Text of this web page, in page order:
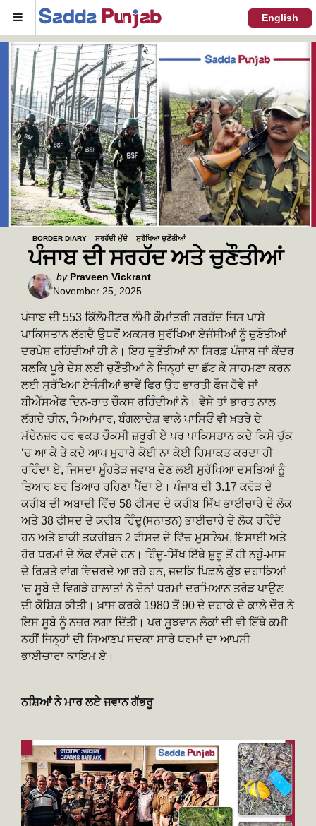
Menu English
BORDER DIARY ਸਰਹੱਦੀ ਮੁੱਦੇ ਸੁਰੱਖਿਆ ਚੁਣੌਤੀਆਂ
ਪੰਜਾਬ ਦੀ ਸਰਹੱਦ ਅਤੇ ਚੁਣੌਤੀਆਂ
Posted
by
by Praveen Vickrant
November 25, 2025
ਪੰਜਾਬ ਦੀ 553 ਕਿੱਲੋਮੀਟਰ ਲੰਮੀ ਕੌਮਾਂਤਰੀ ਸਰਹੱਦ ਜਿਸ ਪਾਸੇ
ਪਾਕਿਸਤਾਨ ਲੱਗਦੈ ਉਧਰੋਂ ਅਕਸਰ ਸੁਰੱਖਿਆ ਏਜੰਸੀਆਂ ਨੂੰ ਚੁਣੌਤੀਆਂ
ਦਰਪੇਸ਼ ਰਹਿੰਦੀਆਂ ਹੀ ਨੇ। ਇਹ ਚੁਣੌਤੀਆਂ ਨਾ ਸਿਰਫ਼ ਪੰਜਾਬ ਜਾਂ ਕੇਂਦਰ
ਬਲਕਿ ਪੂਰੇ ਦੇਸ਼ ਲਈ ਚੁਣੌਤੀਆਂ ਨੇ ਜਿਨ੍ਹਾਂ ਦਾ ਡੱਟ ਕੇ ਸਾਹਮਣਾ ਕਰਨ
ਲਈ ਸੁਰੱਖਿਆ ਏਜੰਸੀਆਂ ਭਾਵੇਂ ਫਿਰ ਉਹ ਭਾਰਤੀ ਫੌਜ ਹੋਵੇ ਜਾਂ
ਬੀਐੱਸਐੱਫ ਦਿਨ-ਰਾਤ ਚੌਕਸ ਰਹਿੰਦੀਆਂ ਨੇ। ਵੈਸੇ ਤਾਂ ਭਾਰਤ ਨਾਲ
ਲੱਗਦੇ ਚੀਨ, ਮਿਆਂਮਾਰ, ਬੰਗਲਾਦੇਸ਼ ਵਾਲੇ ਪਾਸਿਓਂ ਵੀ ਖ਼ਤਰੇ ਦੇ
ਮੱਦੇਨਜ਼ਰ ਹਰ ਵਕਤ ਚੌਕਸੀ ਜ਼ਰੂਰੀ ਏ ਪਰ ਪਾਕਿਸਤਾਨ ਕਦੇ ਕਿਸੇ ਚੁੱਕ
‘ਚ ਆ ਕੇ ਤੇ ਕਦੇ ਆਪ ਮੁਹਾਰੇ ਕੋਈ ਨਾ ਕੋਈ ਹਿਮਾਕਤ ਕਰਦਾ ਹੀ
ਰਹਿੰਦਾ ਏ, ਜਿਸਦਾ ਮੂੰਹਤੋੜ ਜਵਾਬ ਦੇਣ ਲਈ ਸੁਰੱਖਿਆ ਦਸਤਿਆਂ ਨੂੰ
ਤਿਆਰ ਬਰ ਤਿਆਰ ਰਹਿਣਾ ਪੈਂਦਾ ਏ। ਪੰਜਾਬ ਦੀ 3.17 ਕਰੋੜ ਦੇ
ਕਰੀਬ ਦੀ ਅਬਾਦੀ ਵਿੱਚ 58 ਫੀਸਦ ਦੇ ਕਰੀਬ ਸਿੱਖ ਭਾਈਚਾਰੇ ਦੇ ਲੋਕ
ਅਤੇ 38 ਫੀਸਦ ਦੇ ਕਰੀਬ ਹਿੰਦੂ(ਸਨਾਤਨ) ਭਾਈਚਾਰੇ ਦੇ ਲੋਕ ਰਹਿੰਦੇ
ਹਨ ਅਤੇ ਬਾਕੀ ਤਕਰੀਬਨ 2 ਫੀਸਦ ਦੇ ਵਿੱਚ ਮੁਸਲਿਮ, ਇਸਾਈ ਅਤੇ
ਹੋਰ ਧਰਮਾਂ ਦੇ ਲੋਕ ਵੱਸਦੇ ਹਨ। ਹਿੰਦੂ-ਸਿੱਖ ਇੱਥੇ ਸ਼ੁਰੂ ਤੋਂ ਹੀ ਨਹੁੰ-ਮਾਸ
ਦੇ ਰਿਸ਼ਤੇ ਵਾਂਗ ਵਿਚਰਦੇ ਆ ਰਹੇ ਹਨ, ਜਦਕਿ ਪਿਛਲੇ ਕੁੱਝ ਦਹਾਕਿਆਂ
‘ਚ ਸੂਬੇ ਦੇ ਵਿਗੜੇ ਹਾਲਾਤਾਂ ਨੇ ਦੋਨਾਂ ਧਰਮਾਂ ਦਰਮਿਆਨ ਤਰੇੜ ਪਾਉਣ
ਦੀ ਕੋਸ਼ਿਸ਼ ਕੀਤੀ। ਖ਼ਾਸ ਕਰਕੇ 1980 ਤੋਂ 90 ਦੇ ਦਹਾਕੇ ਦੇ ਕਾਲੇ ਦੌਰ ਨੇ
ਇਸ ਸੂਬੇ ਨੂੰ ਨਜ਼ਰ ਲਗਾ ਦਿੱਤੀ। ਪਰ ਸੂਝਵਾਨ ਲੋਕਾਂ ਦੀ ਵੀ ਇੱਥੇ ਕਮੀ
ਨਹੀਂ ਜਿਨ੍ਹਾਂ ਦੀ ਸਿਆਣਪ ਸਦਕਾ ਸਾਰੇ ਧਰਮਾਂ ਦਾ ਆਪਸੀ
ਭਾਈਚਾਰਾ ਕਾਇਮ ਏ।
ਨਸ਼ਿਆਂ ਨੇ ਮਾਰ ਲਏ ਜਵਾਨ ਗੱਭਰੂ